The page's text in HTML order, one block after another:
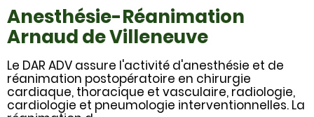
Anesthésie-Réanimation
Arnaud de Villeneuve
Le DAR ADV assure l'activité d'anesthésie et de
réanimation postopératoire en chirurgie
cardiaque, thoracique et vasculaire, radiologie,
cardiologie et pneumologie interventionnelles. La